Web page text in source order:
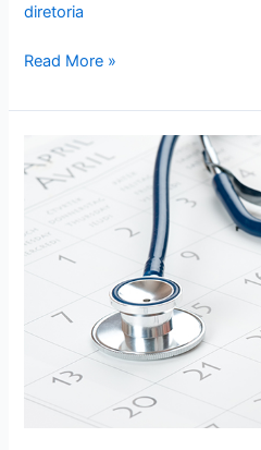
diretoria
Read More »
Banner
2